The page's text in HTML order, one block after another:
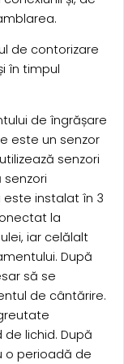
de contorizare
în timpul
de îngrășare
este un senzor
senzori
instalat în 3
la
iar celălalt
După
să se
de cântărire.
lichid. După
o perioadă de